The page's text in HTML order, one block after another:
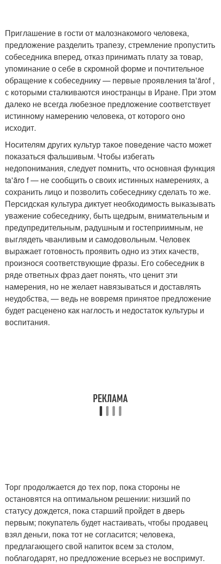
Приглашение в гости от малознакомого человека,
предложение разделить трапезу, стремление пропустить
собеседника вперед, отказ принимать плату за товар,
упоминание о себе в скромной форме и почтительное
обращение к собеседнику — первые проявления taʻārof ,
с которыми сталкиваются иностранцы в Иране. При этом
далеко не всегда любезное предложение соответствует
истинному намерению человека, от которого оно
исходит.
Носителям других культур такое поведение часто может
показаться фальшивым. Чтобы избегать
недопонимания, следует помнить, что основная функция
taʻāro f — не сообщить о своих истинных намерениях, а
сохранить лицо и позволить собеседнику сделать то же.
Персидская культура диктует необходимость выказывать
уважение собеседнику, быть щедрым, вниматель­ным и
предупредительным, радушным и гостеприимным, не
выглядеть чванливым и самодовольным. Человек
выражает готовность проявить одно из этих качеств,
произнося соответствующие фразы. Его собеседник в
ряде ответных фраз дает понять, что ценит эти
намерения, но не желает навязываться и доставлять
неудобства, — ведь не вовремя принятое предложение
будет расценено как наглость и недостаток культуры и
воспитания.
Торг продолжается до тех пор, пока стороны не
остановятся на оптимальном решении: низший по
статусу дождется, пока старший пройдет в дверь
первым; покупатель будет настаивать, чтобы продавец
взял деньги, пока тот не согла­сится; человека,
предлагающего свой напиток всем за столом,
поблагодарят, но предложение всерьез не воспримут.